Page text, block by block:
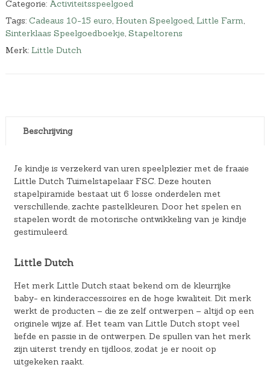
Categorie: Activiteitsspeelgoed
Tags: Cadeaus 10-15 euro, Houten Speelgoed, Little Farm,
Sinterklaas Speelgoedboekje, Stapeltorens
Merk: Little Dutch
Beschrijving
Je kindje is verzekerd van uren speelplezier met de fraaie
Little Dutch Tuimelstapelaar FSC. Deze houten
stapelpiramide bestaat uit 6 losse onderdelen met
verschillende, zachte pastelkleuren. Door het spelen en
stapelen wordt de motorische ontwikkeling van je kindje
gestimuleerd.
Little Dutch
Het merk Little Dutch staat bekend om de kleurrijke
baby- en kinderaccessoires en de hoge kwaliteit. Dit merk
werkt de producten – die ze zelf ontwerpen – altijd op een
originele wijze af. Het team van Little Dutch stopt veel
liefde en passie in de ontwerpen. De spullen van het merk
zijn uiterst trendy en tijdloos, zodat je er nooit op
uitgekeken raakt.